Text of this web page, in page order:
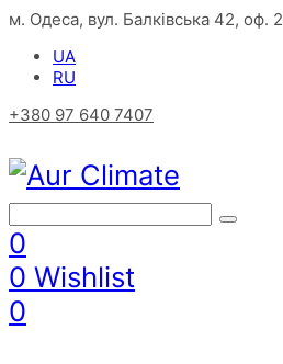
м. Одеса, вул. Балківська 42, оф. 2
UA
RU
+380 97 640 7407
0
0 Wishlist
0